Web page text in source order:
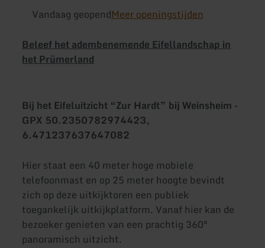
Vandaag geopendMeer openingstijden
Beleef het adembenemende Eifellandschap in
het Prümerland
Bij het Eifeluitzicht “Zur Hardt” bij Weinsheim -
GPX 50.2350782974423,
6.471237637647082
Hier staat een 40 meter hoge mobiele
telefoonmast en op 25 meter hoogte bevindt
zich op deze uitkijktoren een publiek
toegankelijk uitkijkplatform. Vanaf hier kan de
bezoeker genieten van een prachtig 360°
panoramisch uitzicht.